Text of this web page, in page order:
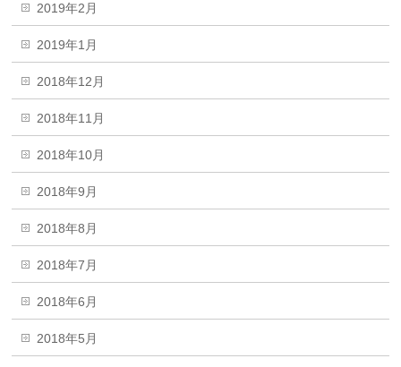
2019年2月
2019年1月
2018年12月
2018年11月
2018年10月
2018年9月
2018年8月
2018年7月
2018年6月
2018年5月